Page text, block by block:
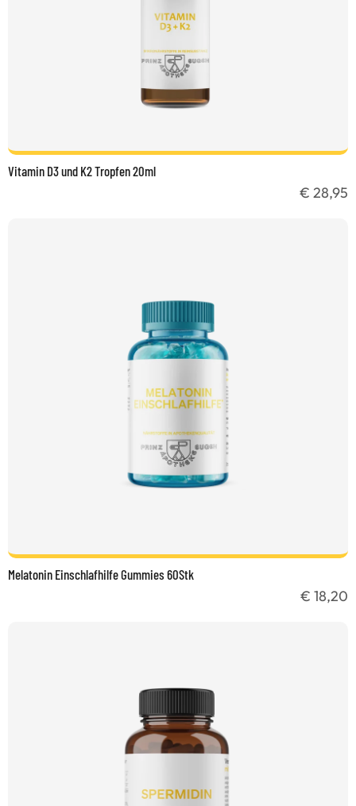
Vitamin D3 und K2 Tropfen 20ml
€ 28,95
Melatonin Einschlafhilfe Gummies 60Stk
€ 18,20